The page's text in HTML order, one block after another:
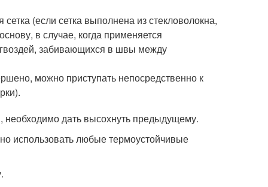
(если сетка выполнена из стекловолокна,
в случае, когда применяется
забивающихся в швы между
можно приступать непосредственно к
дать высохнуть предыдущему.
использовать любые термоустойчивые